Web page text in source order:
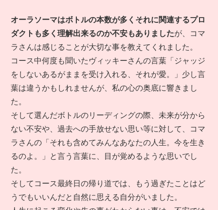
オーラソーマはボトルの本数が多くそれに関連するプロ
ダクトも多く理解出来るのか不安もありましたが、コマ
ラさんは感じることが大切な事を教えてくれました。
コース中何度も聞いたヴィッキーさんの言葉「ジャッジ
をしないあるがままを受け入れる、それが愛。」少し言
葉は違うかもしれませんが、私の心の奥底に響きまし
た。
そして選んだボトルのリーディングの際、未来が分から
ない不安や、過去への手放せない思い等に対して、コマ
ラさんの「それも含めてみんなあなたの人生。今を生き
るのよ。」と言う言葉に、目が覚めるような思いでし
た。
そしてコース最終日の帰り道では、もう過ぎたことはど
うでもいいんだと自然に思える自分がいました。